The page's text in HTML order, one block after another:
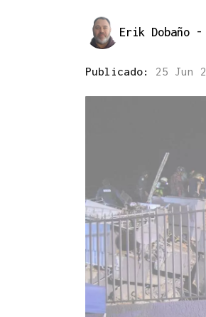
Erik Dobaño -
Publicado: 25 Jun